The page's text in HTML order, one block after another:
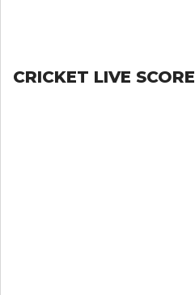
CRICKET LIVE SCORE